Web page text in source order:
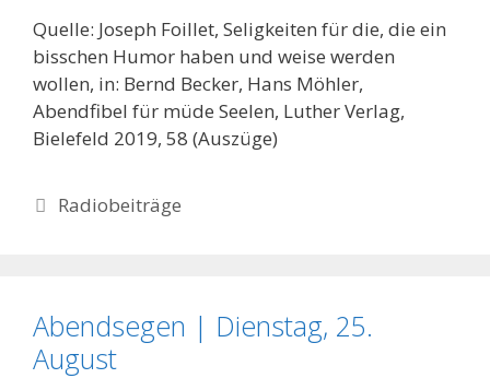
Quelle: Joseph Foillet, Seligkeiten für die, die ein
bisschen Humor haben und weise werden
wollen, in: Bernd Becker, Hans Möhler,
Abendfibel für müde Seelen, Luther Verlag,
Bielefeld 2019, 58 (Auszüge)
Kategorien
Radiobeiträge
Abendsegen | Dienstag, 25.
August